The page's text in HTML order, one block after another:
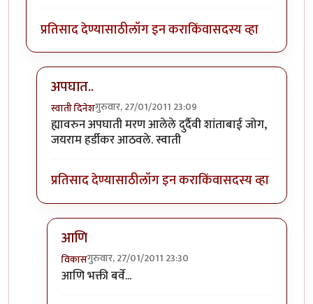
प्रतिसाद देण्यासाठीलॉग इन कराकिंवासदस्य व्हा
अपघात..
स्वाती दिनेशगुरुवार, 27/01/2011 23:09
In reply toरंजना आणि अपघात...!!byइन्द्र्राज पवार
ह्यावरुन अपघाती मरण आलेले दुर्दैवी शांताबाई जोग,
जयराम हर्डीकर आठवले. स्वाती
प्रतिसाद देण्यासाठीलॉग इन कराकिंवासदस्य व्हा
आणि
विकासगुरुवार, 27/01/2011 23:30
In reply toअपघात..
आणि भक्ती बर्वे...